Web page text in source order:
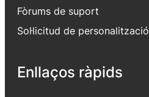
Fòrums de suport
Sol·licitud de personalització
Enllaços ràpids